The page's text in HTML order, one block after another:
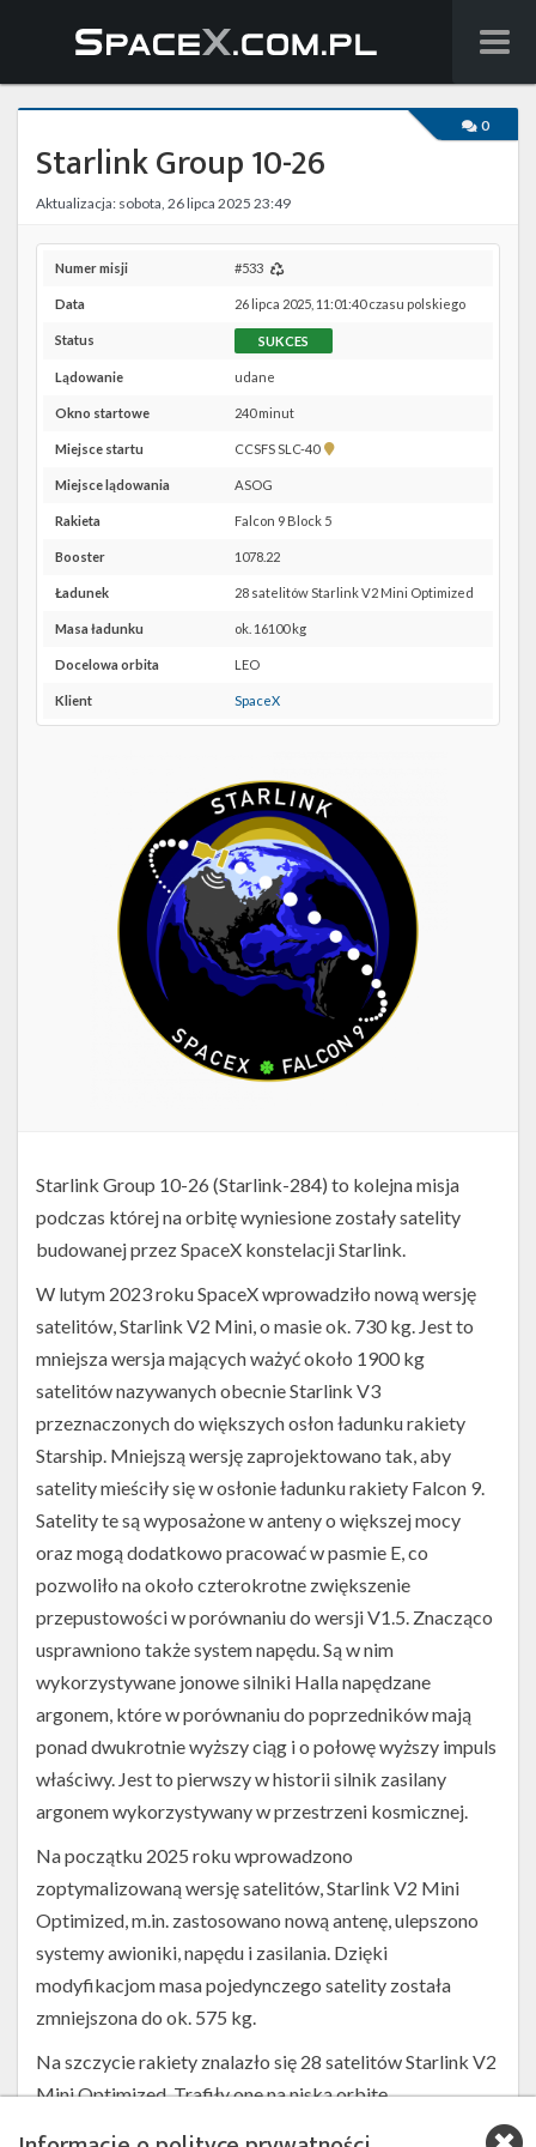
Wiadomości
Baza wiedzy
Starlink
Starship
Na żywo
Facebook
Kalendarze
0
Starlink Group 10-26
Aktualizacja: sobota, 26 lipca 2025 23:49
Numer misji #533
Data 26 lipca 2025, 11:01:40 czasu polskiego
Status SUKCES
Lądowanie udane
Okno startowe 240 minut
Miejsce startu CCSFS SLC-40
Pokaż
Maps
Miejsce lądowania ASOG
Rakieta Falcon 9 Block 5
Booster 1078.22
Ładunek 28 satelitów Starlink V2 Mini Optimized
Masa ładunku ok. 16100 kg
Docelowa orbita LEO
Klient SpaceX
Starlink Group 10-26 (Starlink-284) to kolejna misja
podczas której na orbitę wyniesione zostały satelity
budowanej przez SpaceX konstelacji Starlink.
W lutym 2023 roku SpaceX wprowadziło nową wersję
satelitów, Starlink V2 Mini, o masie ok. 730 kg. Jest to
mniejsza wersja mających ważyć około 1900 kg
satelitów nazywanych obecnie Starlink V3
przeznaczonych do większych osłon ładunku rakiety
Starship. Mniejszą wersję zaprojektowano tak, aby
satelity mieściły się w osłonie ładunku rakiety Falcon 9.
Satelity te są wyposażone w anteny o większej mocy
oraz mogą dodatkowo pracować w pasmie E, co
pozwoliło na około czterokrotne zwiększenie
przepustowości w porównaniu do wersji V1.5. Znacząco
usprawniono także system napędu. Są w nim
wykorzystywane jonowe silniki Halla napędzane
argonem, które w porównaniu do poprzedników mają
ponad dwukrotnie wyższy ciąg i o połowę wyższy impuls
właściwy. Jest to pierwszy w historii silnik zasilany
argonem wykorzystywany w przestrzeni kosmicznej.
Na początku 2025 roku wprowadzono
zoptymalizowaną wersję satelitów, Starlink V2 Mini
Optimized, m.in. zastosowano nową antenę, ulepszono
systemy awioniki, napędu i zasilania. Dzięki
modyfikacjom masa pojedynczego satelity została
zmniejszona do ok. 575 kg.
Na szczycie rakiety znalazło się 28 satelitów Starlink V2
Mini Optimized. Trafiły one na niską orbitę